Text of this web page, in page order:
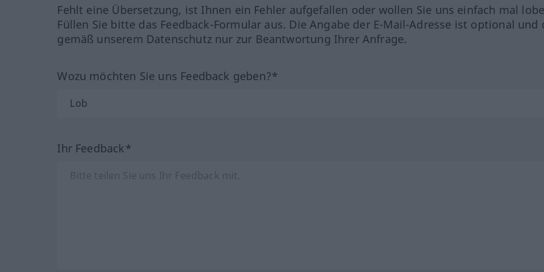
Fehlt eine Übersetzung, ist Ihnen ein Fehler aufgefallen oder wollen Sie uns einfach mal
Füllen Sie bitte das Feedback-Formular aus. Die Angabe der E-Mail-Adresse ist optional und
gemäß unserem Datenschutz nur zur Beantwortung Ihrer Anfrage.
Wozu möchten Sie uns Feedback geben?*
Ihr Feedback*